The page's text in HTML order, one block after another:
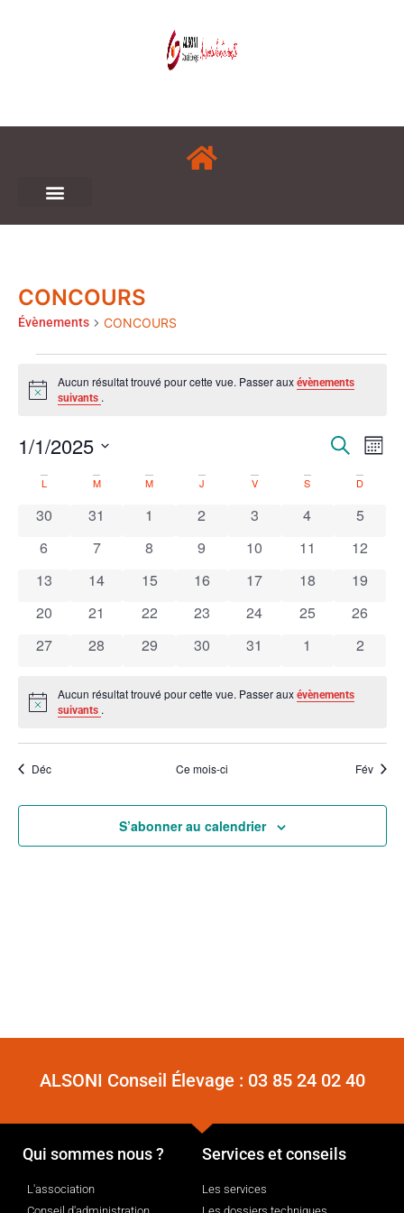
CONCOURS
Évènements CONCOURS
Notice
Aucun résultat trouvé pour cette vue. Passer aux évènements
suivants .
Recherche
Mois
1/1/2025
une
Calendrier
de
Évènements
L M M J V S D
0 évènements
30 0 évènements
31 0 évènements
1 0 évènements
2 0 évènements
3 0 évènements
4 0
5
0 évènements
6 0 évènements
7 0 évènements
8 0 évènements
9 0 évènements
10 0 évènements
11 0
12
0 évènements
13 0 évènements
14 0 évènements
15 0 évènements
16 0 évènements
17 0 évènements
18 0
19
0 évènements
20 0 évènements
21 0 évènements
22 0 évènements
23 0 évènements
24 0 évènements
25 0
26
0 évènements
27 0 évènements
28 0 évènements
29 0 évènements
30 0 évènements
31 0 évènements
1 0
2
Notice
Aucun résultat trouvé pour cette vue. Passer aux évènements
suivants .
Déc Ce mois-ci Fév
S’abonner au calendrier
ALSONI Conseil Élevage : 03 85 24 02 40
Qui sommes nous ?
L'association
Services et conseils
Les services